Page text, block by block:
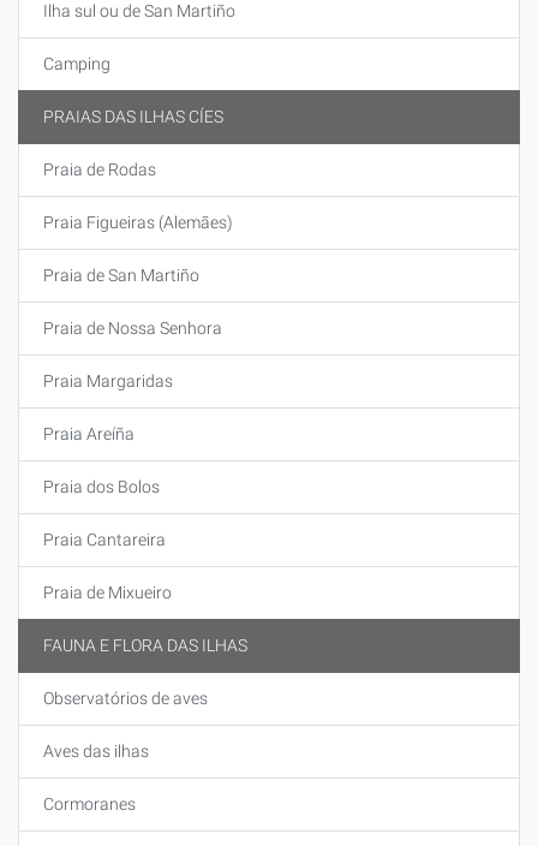
Ilha sul ou de San Martiño
Camping
PRAIAS DAS ILHAS CÍES
Praia de Rodas
Praia Figueiras (Alemães)
Praia de San Martiño
Praia de Nossa Senhora
Praia Margaridas
Praia Areíña
Praia dos Bolos
Praia Cantareira
Praia de Mixueiro
FAUNA E FLORA DAS ILHAS
Observatórios de aves
Aves das ilhas
Cormoranes